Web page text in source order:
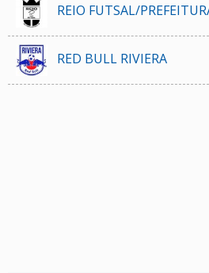
REIO FUTSAL/
RED BULL RIVIERA